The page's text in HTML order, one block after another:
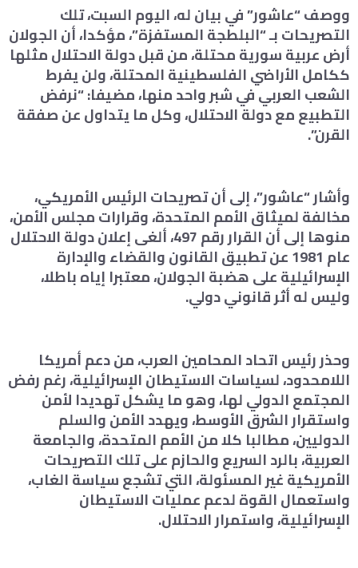
ووصف “عاشور” في بيان له، اليوم السبت، تلك
التصريحات بـ “البلطجة المستفزة”، مؤكدا، أن الجولان
أرض عربية سورية محتلة، من قبل دولة الاحتلال مثلها
ككامل الأراضي الفلسطينية المحتلة، ولن يفرط
الشعب العربي في شبر واحد منها، مضيفا: “نرفض
التطبيع مع دولة الاحتلال، وكل ما يتداول عن صفقة
القرن”.
وأشار “عاشور”، إلى أن تصريحات الرئيس الأمريكي،
مخالفة لميثاق الأمم المتحدة، وقرارات مجلس الأمن،
منوها إلى أن القرار رقم 497، ألغى إعلان دولة الاحتلال
عام 1981 عن تطبيق القانون والقضاء والإدارة
الإسرائيلية على هضبة الجولان، معتبرا إياه باطلا،
وليس له أثر قانوني دولي.
وحذر رئيس اتحاد المحامين العرب، من دعم أمريكا
اللامحدود، لسياسات الاستيطان الإسرائيلية، رغم رفض
المجتمع الدولي لها، وهو ما يشكل تهديدا لأمن
واستقرار الشرق الأوسط، ويهدد الأمن والسلم
الدوليين، مطالبا كلا من الأمم المتحدة، والجامعة
العربية، بالرد السريع والحازم على تلك التصريحات
الأمريكية غير المسئولة، التي تشجع سياسة الغاب،
واستعمال القوة لدعم عمليات الاستيطان
الإسرائيلية، واستمرار الاحتلال.